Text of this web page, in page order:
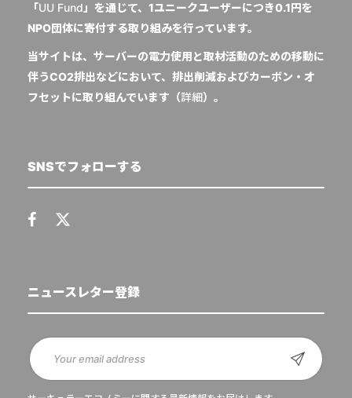
「UU Fund」を通じて、1ユニークユーザーにつき0.1円を
NPO団体に寄付する取り組みを行っています。
当サイトは、サーバーの電力使用と取材活動のための移動に
伴うCO2排出などにおいて、排出削減およびカーボン・オ
フセットに取り組んでいます（詳細）。
SNSでフォローする
ニュースレター登録